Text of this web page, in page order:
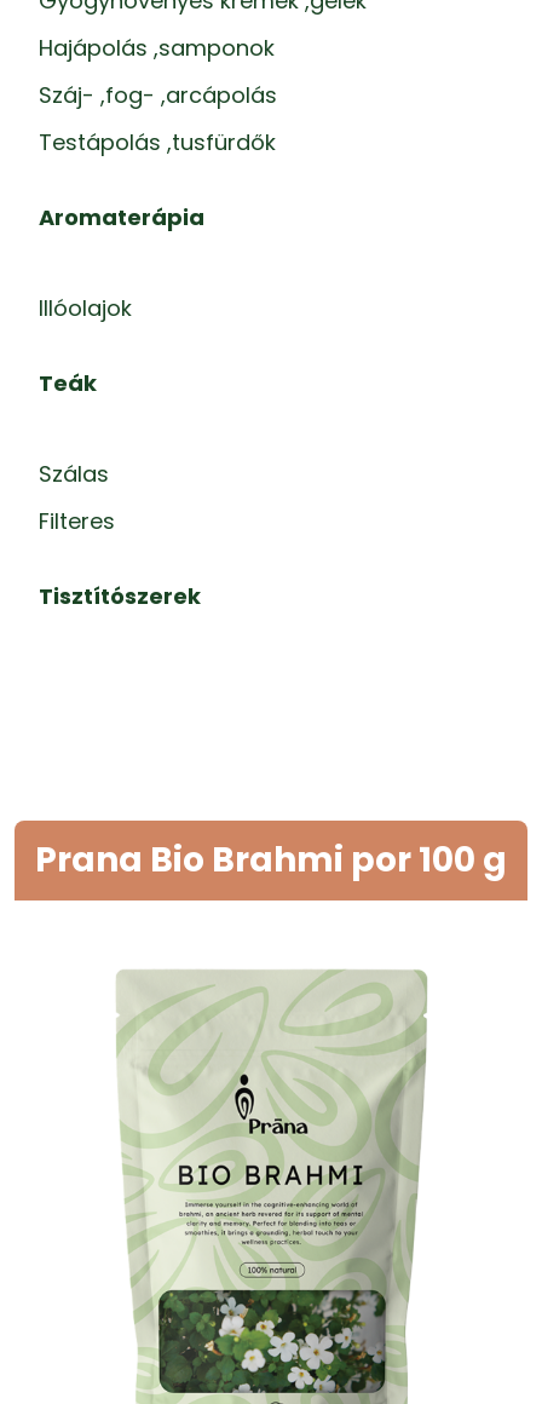
Hajápolás ,samponok
Száj- ,fog- ,arcápolás
Testápolás ,tusfürdők
Aromaterápia
Illóolajok
Teák
Szálas
Filteres
Tisztítószerek
Prana Bio Brahmi por 100 g